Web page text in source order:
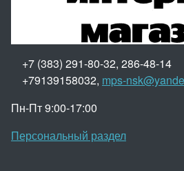
+7 (383) 291-80-32, 286-48-14
+79139158032, mps-
Пн-Пт 9:00-17:00
Персональный раздел